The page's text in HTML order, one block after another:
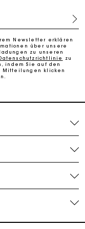
Möglichkeit, das
Newsletter erklären
über unsere
zu unseren
zu
indem Sie auf den
Mitteilungen klicken